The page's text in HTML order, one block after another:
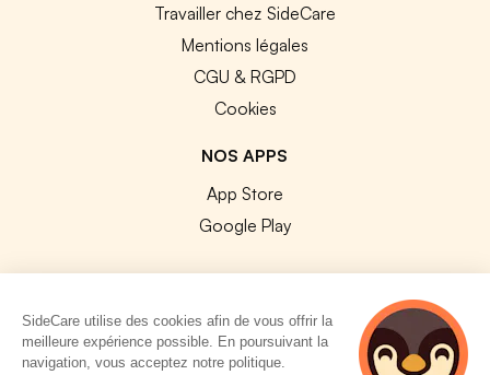
Travailler chez SideCare
Mentions légales
CGU & RGPD
Cookies
NOS APPS
App Store
Google Play
© 2026 SideCare. Tous droits réservés.
SideCare utilise des cookies afin de vous offrir la
meilleure expérience possible. En poursuivant la
navigation, vous acceptez notre politique.